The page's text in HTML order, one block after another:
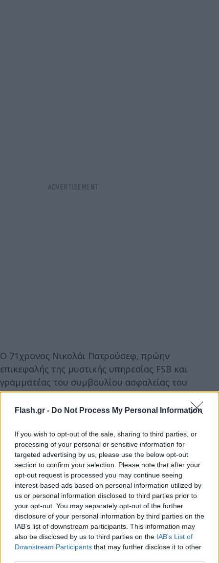
Flash.gr - Do Not Process My Personal Information
If you wish to opt-out of the sale, sharing to third parties, or
processing of your personal or sensitive information for
targeted advertising by us, please use the below opt-out
section to confirm your selection. Please note that after your
opt-out request is processed you may continue seeing
interest-based ads based on personal information utilized by
us or personal information disclosed to third parties prior to
your opt-out. You may separately opt-out of the further
disclosure of your personal information by third parties on the
IAB’s list of downstream participants. This information may
also be disclosed by us to third parties on the IAB’s List of
Downstream Participants that may further disclose it to other
Ο 71χρονος Νικολάι Πατρούσεφ, πρώην
επικεφαλής της μυστικής υπηρεσίας FSB και
γραμματέας του συμβουλίου ασφαλείας του
Κρεμλίνου, φέρεται να μεταφέρθηκε εσπευσμένα
στο νοσοκομείο τις προηγούμενες ημέρες μετά από
Σύμφωνα με το General SVR, ένα ρωσικό κανάλι
στο Telegram το οποίο διαχειρίζονται
αντιφρονούντες προς την κυβέρνηση Πούτιν και
ισχυρίζονται ότι λειτουργεί από πρώην
αξιωματούχο του Κρεμλίνου με εσωτερική
πληροφόρηση, είπε ότι τα αποτελέσματα των
τοξικολογικών εξετάσεων αποκάλυψαν ότι ο
Πατρούσεφ είχε προσβληθεί από ένα «συνθετικό